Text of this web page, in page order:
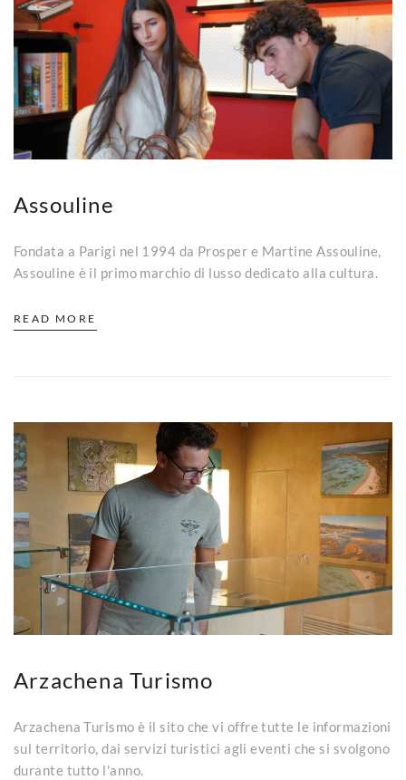
Assouline
Fondata a Parigi nel 1994 da Prosper e Martine Assouline,
Assouline è il primo marchio di lusso dedicato alla cultura.
READ MORE
Arzachena Turismo
Arzachena Turismo è il sito che vi offre tutte le informazioni
sul territorio, dai servizi turistici agli eventi che si svolgono
durante tutto l'anno.